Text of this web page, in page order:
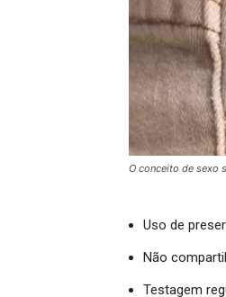
O conceito de sexo
Uso de
Não
Testagem